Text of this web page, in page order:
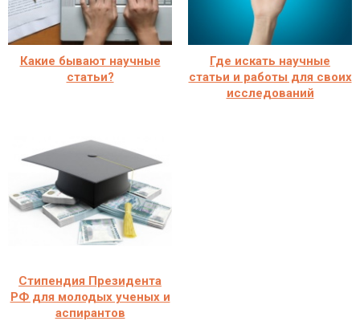
Какие бывают научные
статьи?
Где искать научные
статьи и работы для своих
исследований
Стипендия Президента
РФ для молодых ученых и
аспирантов